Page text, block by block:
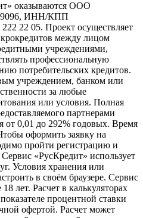
оказываются ООО
ИНН/КПП
22 05. Проект осуществляет
между лицом
учреждениями,
профессиональную
потребительских кредитов.
учреждением, банком или
за любые
или условия. Полная
партнерами
от 0,01 до 292% годовых. Время
оформить заявку на
пройти регистрацию и
«РусКредит» использует
Условия хранения или
в своём браузере. Сервис
лет. Расчет в калькуляторах
процентной ставки
офертой. Расчет может